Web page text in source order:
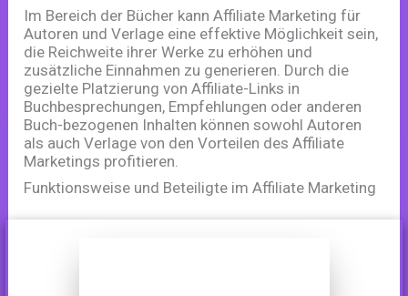
Im Bereich der Bücher kann Affiliate Marketing für
Autoren und Verlage eine effektive Möglichkeit sein,
die Reichweite ihrer Werke zu erhöhen und
zusätzliche Einnahmen zu generieren. Durch die
gezielte Platzierung von Affiliate-Links in
Buchbesprechungen, Empfehlungen oder anderen
Buch-bezogenen Inhalten können sowohl Autoren
als auch Verlage von den Vorteilen des Affiliate
Marketings profitieren.
Funktionsweise und Beteiligte im Affiliate Marketing